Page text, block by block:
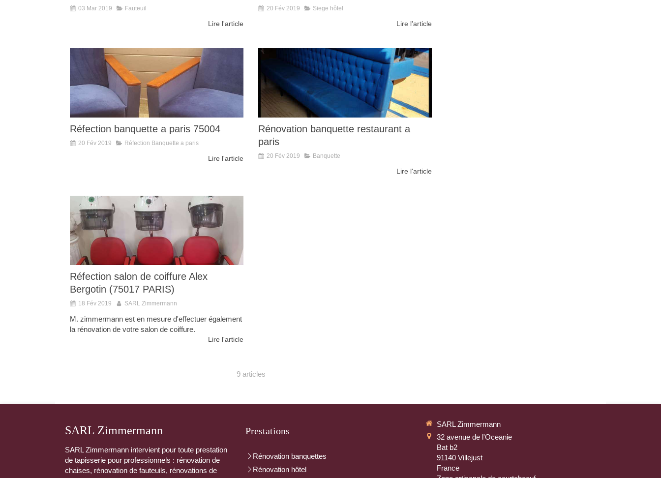
03 Mar 2019 Fauteuil
Lire l'article
20 Fév 2019 Siege hôtel
Lire l'article
Réfection banquette a paris 75004
20 Fév 2019 Réfection Banquette a paris
Lire l'article
Rénovation banquette restaurant a
paris
20 Fév 2019 Banquette
Lire l'article
Réfection salon de coiffure Alex
Bergotin (75017 PARIS)
18 Fév 2019 SARL Zimmermann
M. zimmermann est en mesure d'effectuer également
la rénovation de votre salon de coiffure.
Lire l'article
9 articles
SARL Zimmermann
SARL Zimmermann intervient pour toute prestation
de tapisserie pour professionnels : rénovation de
chaises, rénovation de fauteuils, rénovations de
Prestations
Rénovation banquettes
Rénovation hôtel
SARL Zimmermann
32 avenue de l'Oceanie
Bat b2
91140 Villejust
France